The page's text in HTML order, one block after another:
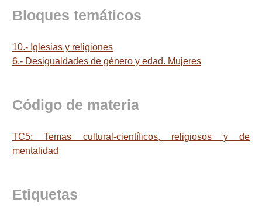
Bloques temáticos
10.- Iglesias y religiones
6.- Desigualdades de género y edad. Mujeres
Código de materia
TC5: Temas cultural-científicos, religiosos y de
mentalidad
Etiquetas